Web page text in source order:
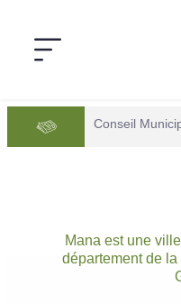
Mana est une
département de